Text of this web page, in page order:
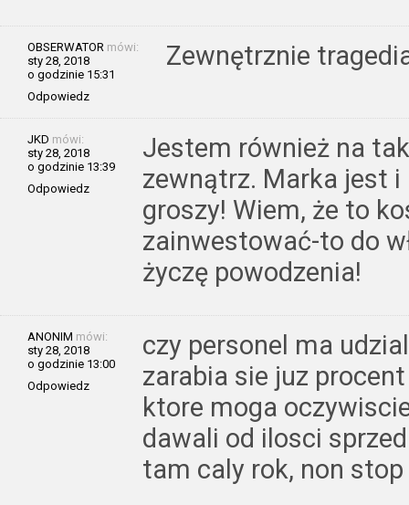
OBSERWATOR mówi:
sty 28, 2018
o godzinie 15:31
Odpowiedz
Zewnętrznie
JKD mówi:
sty 28, 2018
o godzinie 13:39
Odpowiedz
Jestem również na
zewnątrz. Marka jest
groszy! Wiem, że to
zainwestować-to do
życzę powodzenia!
ANONIM mówi:
sty 28, 2018
o godzinie 13:00
Odpowiedz
czy personel ma
zarabia sie juz
ktore moga
dawali od ilosci
tam caly rok, non